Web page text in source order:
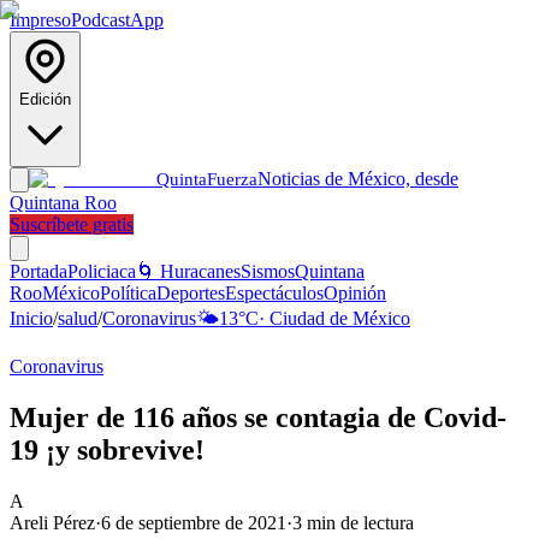
ImpresoPodcastApp
Edición
QuintaFuerzaNoticias de México, desde
Quintana Roo
Suscríbete gratis
PortadaPoliciaca 🌀 HuracanesSismosQuintana
RooMéxicoPolíticaDeportesEspectáculosOpinión
Inicio/salud/Coronavirus🌤️13°C· Ciudad de México
Coronavirus
Mujer de 116 años se contagia de Covid-
19 ¡y sobrevive!
A
Areli Pérez·6 de septiembre de 2021 ·3 min de lectura